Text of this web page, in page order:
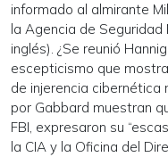
informado al almirante
la Agencia de
inglés). ¿Se reunió
escepticismo que
de injerencia cibernética
por Gabbard muestran
FBI, expresaron su
la CIA y la Oficina del